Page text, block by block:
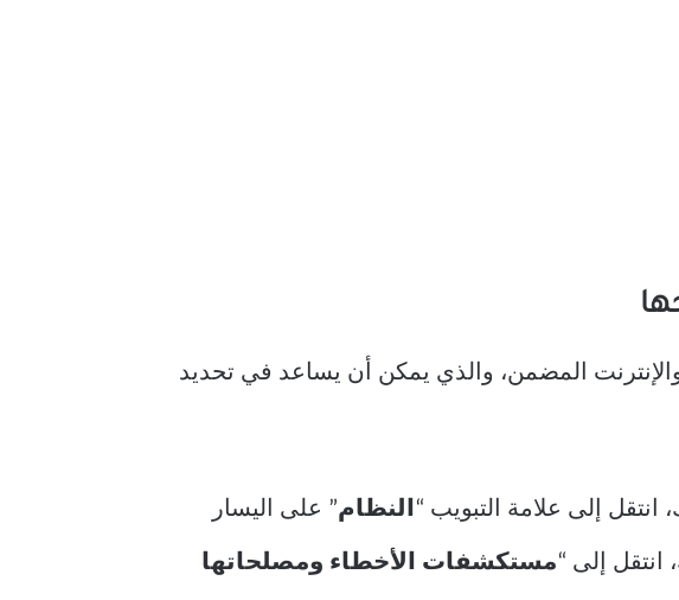
المضمن، والذي يمكن أن يساعد في تحديد
انتقل إلى علامة التبويب “النظام” على اليسار
انتقل إلى “مستكشفات الأخطاء ومصلحاتها